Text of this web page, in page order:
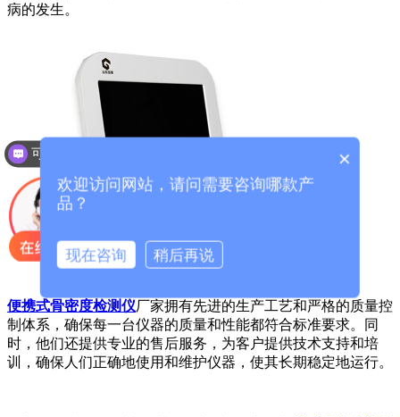
病的发生。
便携式骨密度检测仪厂家拥有先进的生产工艺和严格的质量控
制体系，确保每一台仪器的质量和性能都符合标准要求。同
时，他们还提供专业的售后服务，为客户提供技术支持和培
训，确保人们正确地使用和维护仪器，使其长期稳定地运行。
×
欢迎访问网站，请问需要咨询哪款产
品？
现在咨询 稍后再说